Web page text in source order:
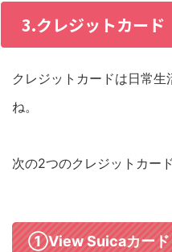
3.クレジットカード
クレジットカードは日常
ね。
次の2つのクレジットカー
①View Suicaカード